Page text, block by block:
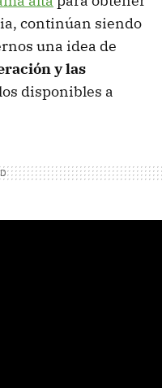
continúan siendo
una idea de
y las
disponibles a